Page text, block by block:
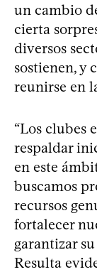
un cambio
cierta
diversos
sostienen, y
reunirse en
“Los clubes
respaldar
en este
buscamos
recursos
fortalecer
garantizar
Resulta